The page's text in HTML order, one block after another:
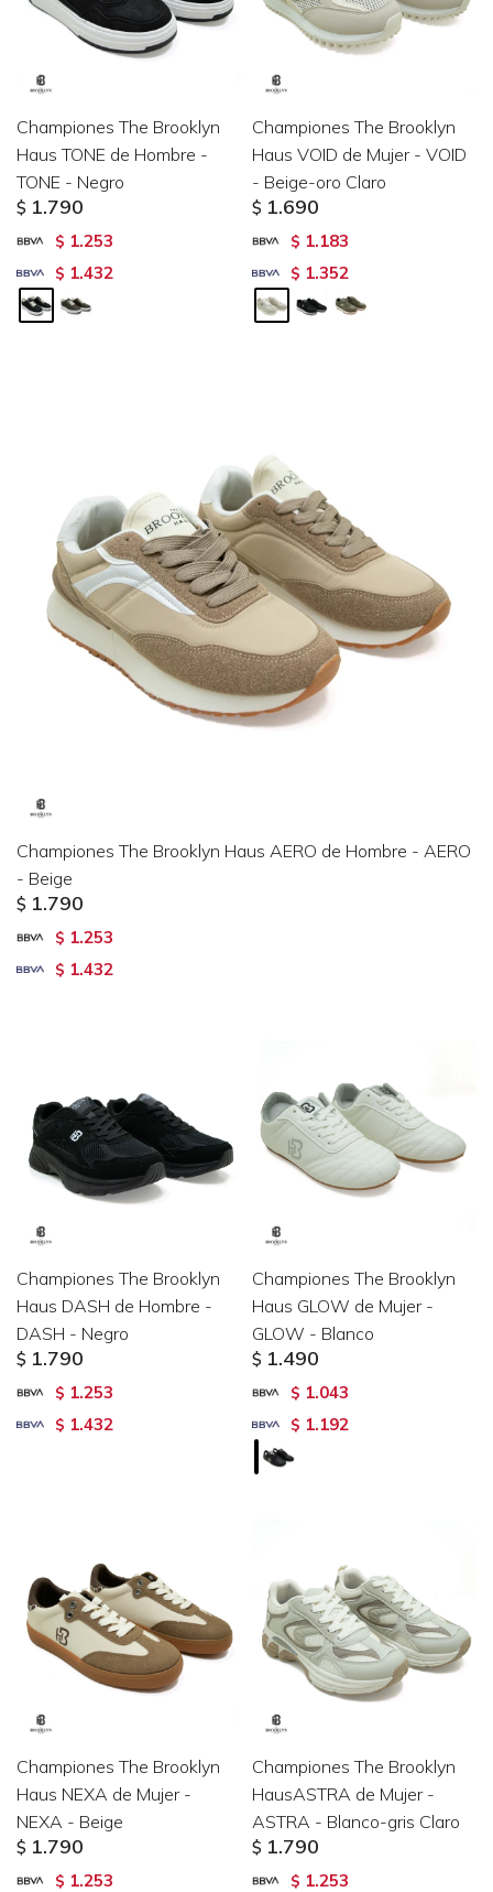
Championes The Brooklyn
Haus TONE de Hombre -
TONE - Negro
$ 1.790
$ 1.253
$ 1.432
Championes The Brooklyn
Haus VOID de Mujer - VOID
- Beige-oro Claro
$ 1.690
$ 1.183
$ 1.352
Championes The Brooklyn Haus AERO de Hombre - AERO
- Beige
$ 1.790
$ 1.253
$ 1.432
Championes The Brooklyn
Haus DASH de Hombre -
DASH - Negro
$ 1.790
$ 1.253
$ 1.432
Championes The Brooklyn
Haus GLOW de Mujer -
GLOW - Blanco
$ 1.490
$ 1.043
$ 1.192
Championes The Brooklyn
Haus NEXA de Mujer -
NEXA - Beige
$ 1.790
$ 1.253
Championes The Brooklyn
HausASTRA de Mujer -
ASTRA - Blanco-gris Claro
$ 1.790
$ 1.253